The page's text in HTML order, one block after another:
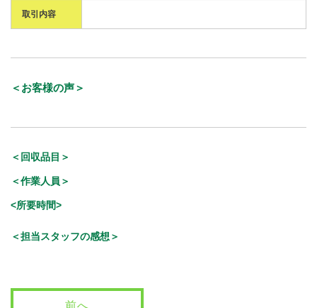
取引内容
＜お客様の声＞
＜回収品目＞
＜作業人員＞
<所要時間>
＜担当スタッフの感想＞